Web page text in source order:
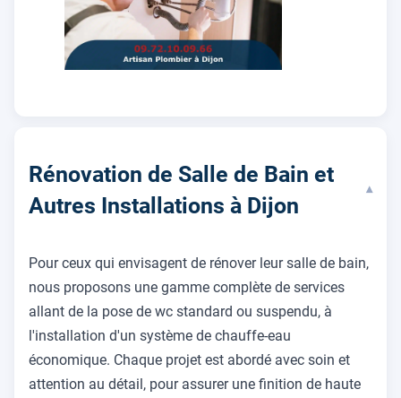
Rénovation de Salle de Bain et
Autres Installations à Dijon
▾
Pour ceux qui envisagent de rénover leur salle de bain,
nous proposons une gamme complète de services
allant de la pose de wc standard ou suspendu, à
l'installation d'un système de chauffe-eau
économique. Chaque projet est abordé avec soin et
attention au détail, pour assurer une finition de haute